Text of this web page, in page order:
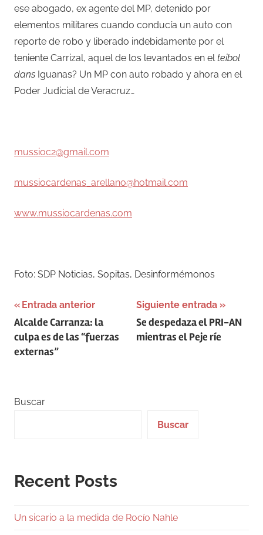
ese abogado, ex agente del MP, detenido por
elementos militares cuando conducía un auto con
reporte de robo y liberado indebidamente por el
teniente Carrizal, aquel de los levantados en elteibol
dans Iguanas? Un MP con auto robado y ahora en el
Poder Judicial de Veracruz…
mussioc2@gmail.com
mussiocardenas_arellano@hotmail.com
www.mussiocardenas.com
Foto: SDP Noticias, Sopitas, Desinformémonos
Navegación
de
entradas
Entrada anterior
Alcalde Carranza: la
culpa es de las “fuerzas
externas”
Siguiente entrada
Se despedaza el PRI-AN
mientras el Peje ríe
Buscar
Buscar
Recent Posts
Un sicario a la medida de Rocío Nahle